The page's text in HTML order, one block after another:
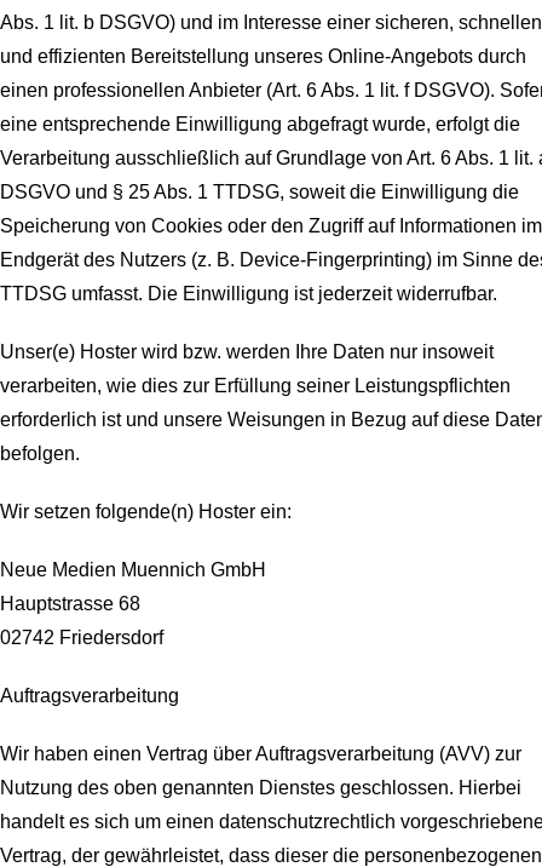
Abs. 1 lit. b DSGVO) und im Interesse einer sicheren, schnellen
und effizienten Bereitstellung unseres Online-Angebots durch
einen professionellen Anbieter (Art. 6 Abs. 1 lit. f DSGVO).
eine entsprechende Einwilligung abgefragt wurde, erfolgt die
Verarbeitung ausschließlich auf Grundlage von Art. 6 Abs. 1 lit.
DSGVO und § 25 Abs. 1 TTDSG, soweit die Einwilligung die
Speicherung von Cookies oder den Zugriff auf Informationen im
Endgerät des Nutzers (z. B. Device-Fingerprinting) im Sinne
TTDSG umfasst. Die Einwilligung ist jederzeit widerrufbar.
Unser(e) Hoster wird bzw. werden Ihre Daten nur insoweit
verarbeiten, wie dies zur Erfüllung seiner Leistungspflichten
erforderlich ist und unsere Weisungen in Bezug auf diese
befolgen.
Wir setzen folgende(n) Hoster ein:
Neue Medien Muennich GmbH
Hauptstrasse 68
02742 Friedersdorf
Auftragsverarbeitung
Wir haben einen Vertrag über Auftragsverarbeitung (AVV) zur
Nutzung des oben genannten Dienstes geschlossen. Hierbei
handelt es sich um einen datenschutzrechtlich
Vertrag, der gewährleistet, dass dieser die personenbezogenen